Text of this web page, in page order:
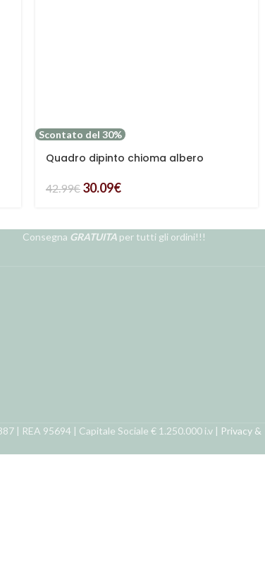
Scontato del 30%
Quadro dipinto chioma albero
42.99€ 30.09€
Consegna GRATUITA per tutti gli ordini!!!
| REA 95694 | Capitale Sociale € 1.250.000 i.v | Privacy &